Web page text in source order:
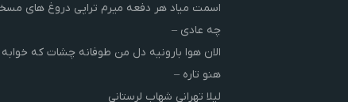
اسمت میاد هر دفعه میرم تراپی دروغ‌ های
چه عادی –
الان هوا بارونیه دل من طوفانه چشات که
هنو تاره –
لیلا تهرانی شهاب لرستانی